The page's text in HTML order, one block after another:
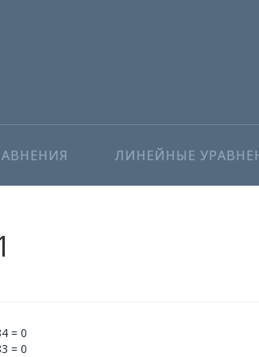
ЛИНЕЙНЫЕ
= 0
= 0